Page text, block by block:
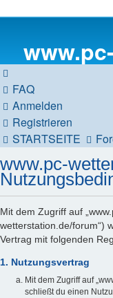
FAQ
Anmelden
Registrieren
STARTSEITE
www.pc-
Mit dem Zugriff auf
wetterstation.de/forum“)
Vertrag mit folgenden
1. Nutzungsvertrag
Mit dem Zugriff auf
schließt du einen